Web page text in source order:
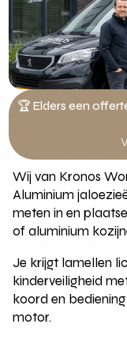
🏆 Elders een
Wij van Kronos
Aluminium
meten in en
of aluminium
Je krijgt lamellen
kinderveiligheid
koord en
motor.